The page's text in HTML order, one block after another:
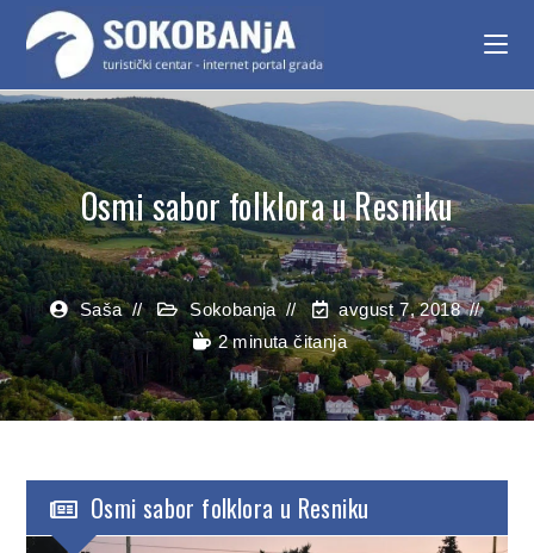
Osmi sabor folklora u Resniku
Saša Sokobanja
avgust 7, 2018
2 minuta čitanja
Osmi sabor folklora u Resniku